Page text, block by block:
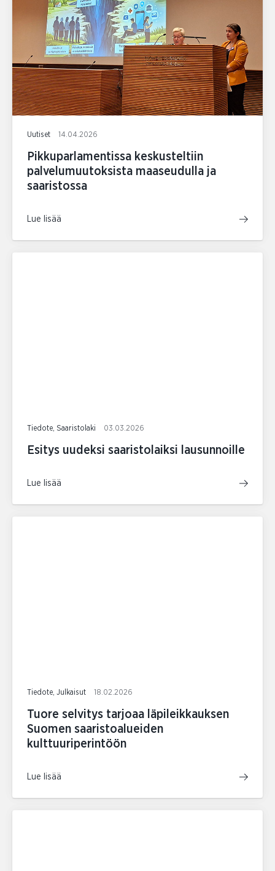
Uutiset 14.04.2026
Pikkuparlamentissa keskusteltiin
palvelumuutoksista maaseudulla ja
saaristossa
Lue lisää
Tiedote, Saaristolaki 03.03.2026
Esitys uudeksi saaristolaiksi lausunnoille
Lue lisää
Tiedote, Julkaisut 18.02.2026
Tuore selvitys tarjoaa läpileikkauksen
Suomen saaristoalueiden
kulttuuriperintöön
Lue lisää